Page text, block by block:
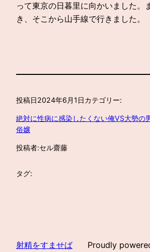
って東京の日暮里に向かいました。
き、そこから山手線で行きました。
投稿日2024年6月1日カテゴリー:
絶対に性病に感染したくない俺VS大勢の
俗嬢
投稿者:セル齋藤
タグ:
射精をすませば Proudly